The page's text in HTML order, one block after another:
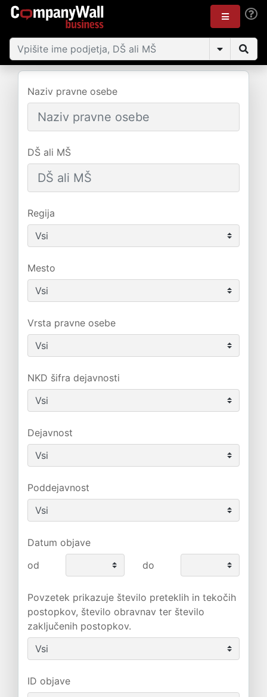
Naziv pravne osebe
DŠ ali MŠ
Regija
Mesto
Vrsta pravne osebe
NKD šifra dejavnosti
Dejavnost
Poddejavnost
Datum objave
od
do
Povzetek prikazuje število preteklih in tekočih
postopkov, število obravnav ter število
zaključenih postopkov.
ID objave